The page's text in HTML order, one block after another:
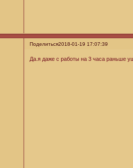
Поделиться2018-01-19 17:07:39
Да.я даже с работы на 3 часа раньше